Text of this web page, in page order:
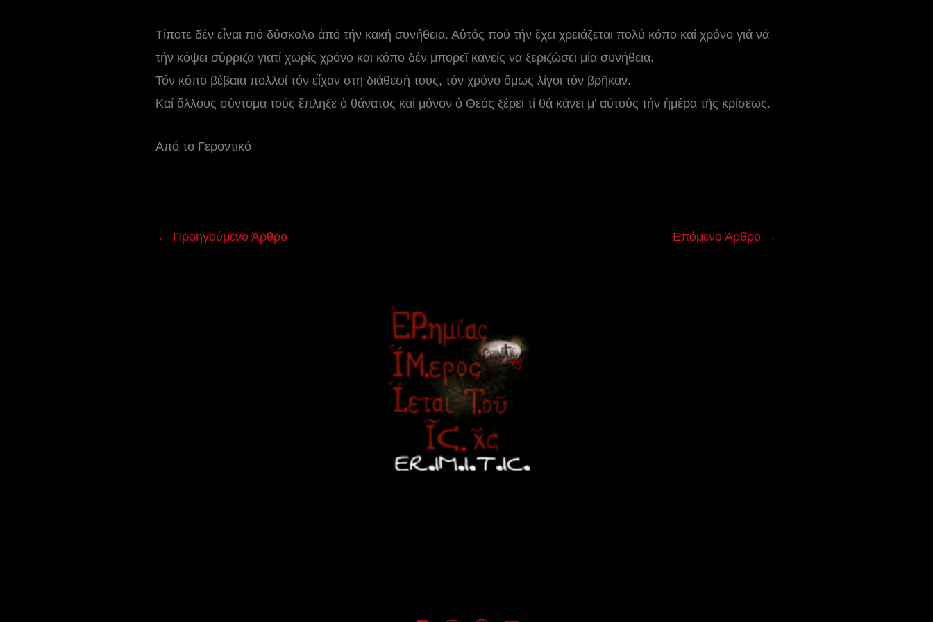
Τίποτε δέν εἶναι πιό δύσκολο ἀπό τήν κακή συνήθεια. Αὐτός πού τήν ἔχει χρειάζεται πολύ κόπο καί χρόνο γιά νά
τήν κόψει σύρριζα γιατί χωρίς χρόνο και κόπο δέν μπορεῖ κανείς να ξεριζώσει μία συνήθεια.
Τόν κόπο βέβαια πολλοί τόν εἶχαν στη διάθεσή τους, τόν χρόνο ὅμως λίγοι τόν βρῆκαν.
Καί ἄλλους σύντομα τούς ἔπληξε ὁ θάνατος καί μόνον ὁ Θεός ξέρει τί θά κάνει μ’ αὐτούς τήν ἡμέρα τῆς κρίσεως.
Από το Γεροντικό
← Προηγούμενο Άρθρο Επόμενο Άρθρο →